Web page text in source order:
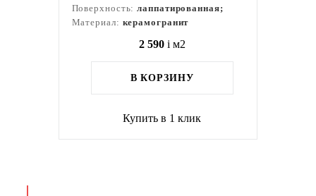
Поверхность:лаппатированная;
Материал: керамогранит
2 590 i м2
В КОРЗИНУ
Купить в 1 клик